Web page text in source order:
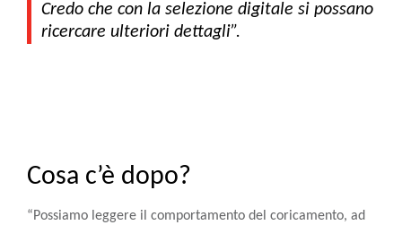
Credo che con la selezione digitale si possano
ricercare ulteriori dettagli”.
Cosa c’è dopo?
“Possiamo leggere il comportamento del coricamento, ad